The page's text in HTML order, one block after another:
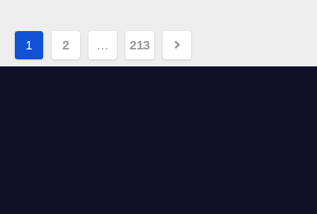
Навигация
по
1 2 … 213